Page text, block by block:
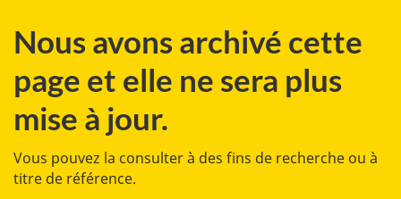
Nous avons archivé cette
page et elle ne sera plus
mise à jour.
Vous pouvez la consulter à des fins de recherche ou à
titre de référence.
au
principal
à
Au
»
à
version